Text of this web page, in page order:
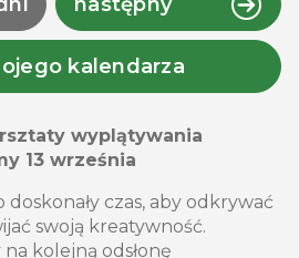
kalendarza
wyplątywania
13 września
doskonały czas, aby odkrywać
swoją kreatywność.
kolejną odsłonę